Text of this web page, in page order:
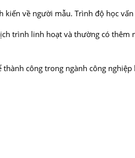
về người mẫu. Trình độ học
trình linh hoạt và thường có thêm
công trong ngành công